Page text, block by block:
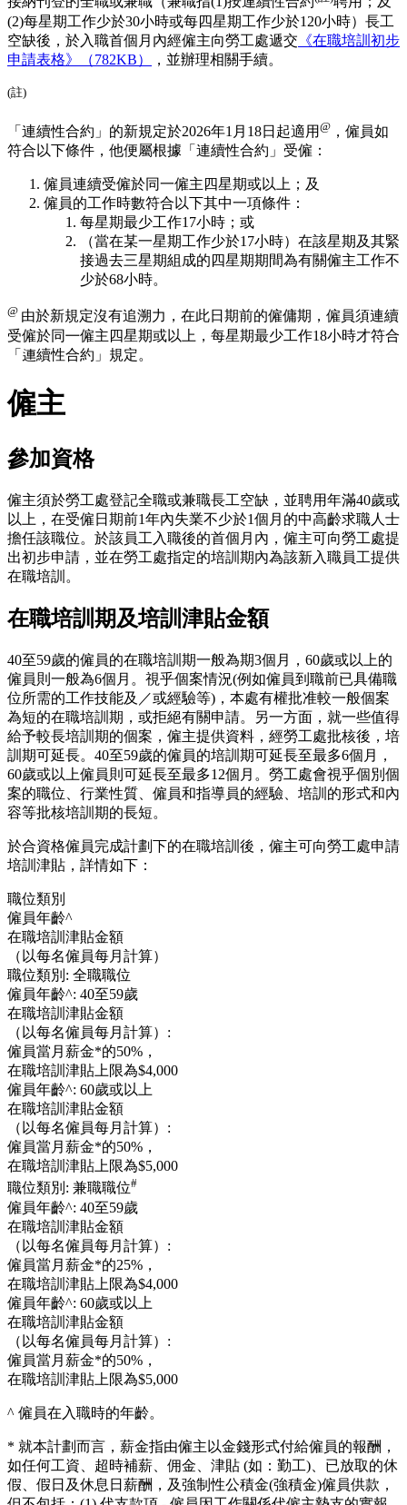
(2)每星期工作少於30小時或每四星期工作少於120小時）長工
空缺後，於入職首個月內經僱主向勞工處遞交 《在職培訓初步
申請表格》（782KB）
，並辦理相關手續。
(註)
「連續性合約」的新規定於2026年1月18日起適用 @ ，僱員如
符合以下條件，他便屬根據「連續性合約」受僱：
僱員連續受僱於同一僱主四星期或以上；及
僱員的工作時數符合以下其中一項條件：
每星期最少工作17小時；或
（當在某一星期工作少於17小時）在該星期及其緊
接過去三星期組成的四星期期間為有關僱主工作不
少於68小時。
@ 由於新規定沒有追溯力，在此日期前的僱傭期，僱員須連續
受僱於同㇐僱主四星期或以上，每星期最少工作18小時才符合
「連續性合約」規定。
僱主
參加資格
僱主須於勞工處登記全職或兼職長工空缺，並聘用年滿40歲或
以上，在受僱日期前1年內失業不少於1個月的中高齡求職人士
擔任該職位。於該員工入職後的首個月內，僱主可向勞工處提
出初步申請，並在勞工處指定的培訓期內為該新入職員工提供
在職培訓。
在職培訓期及培訓津貼金額
40至59歲的僱員的在職培訓期一般為期3個月，60歲或以上的
僱員則一般為6個月。視乎個案情況(例如僱員到職前已具備職
位所需的工作技能及／或經驗等)，本處有權批准較一般個案
為短的在職培訓期，或拒絕有關申請。另一方面，就一些值得
給予較長培訓期的個案，僱主提供資料，經勞工處批核後，培
訓期可延長。40至59歲的僱員的培訓期可延長至最多6個月，
60歲或以上僱員則可延長至最多12個月。勞工處會視乎個別個
案的職位、行業性質、僱員和指導員的經驗、培訓的形式和內
容等批核培訓期的長短。
於合資格僱員完成計劃下的在職培訓後，僱主可向勞工處申請
培訓津貼，詳情如下：
職位類別
僱員年齡^
在職培訓津貼金額
（以每名僱員每月計算）
職位類別: 全職職位
僱員年齡^: 40至59歲
在職培訓津貼金額
（以每名僱員每月計算）:
僱員當月薪金*的50%，
在職培訓津貼上限為$4,000
僱員年齡^: 60歲或以上
在職培訓津貼金額
（以每名僱員每月計算）:
僱員當月薪金*的50%，
在職培訓津貼上限為$5,000
職位類別: 兼職職位#
僱員年齡^: 40至59歲
在職培訓津貼金額
（以每名僱員每月計算）:
僱員當月薪金*的25%，
在職培訓津貼上限為$4,000
僱員年齡^: 60歲或以上
在職培訓津貼金額
（以每名僱員每月計算）:
僱員當月薪金*的50%，
在職培訓津貼上限為$5,000
^ 僱員在入職時的年齡。
* 就本計劃而言，薪金指由僱主以金錢形式付給僱員的報酬，
如任何工資、超時補薪、佣金、津貼 (如：勤工)、已放取的休
假、假日及休息日薪酬，及強制性公積金(強積金)僱員供款，